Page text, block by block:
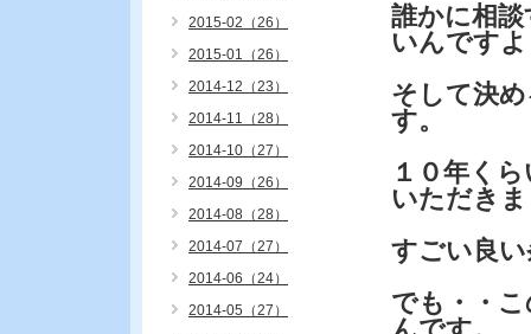
誰かに相
いんです
そして決
す。
１０年く
いただき
すごい良
でも・・
2015-02（26）
2015-01（26）
2014-12（23）
2014-11（28）
2014-10（27）
2014-09（26）
2014-08（28）
2014-07（27）
2014-06（24）
2014-05（27）